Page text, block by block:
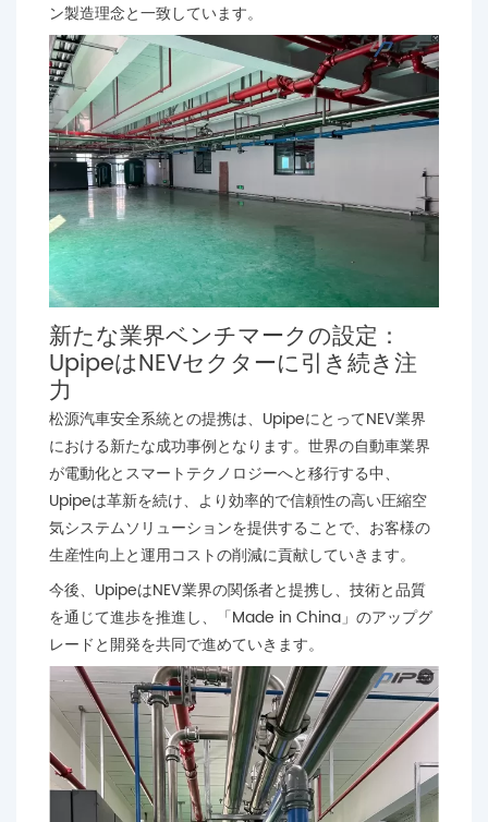
ン製造理念と一致しています。
新たな業界ベンチマークの設定：
UpipeはNEVセクターに引き続き注
力
松源汽車安全系統との提携は、UpipeにとってNEV業界
における新たな成功事例となります。世界の自動車業界
が電動化とスマートテクノロジーへと移行する中、
Upipeは革新を続け、より効率的で信頼性の高い圧縮空
気システムソリューションを提供することで、お客様の
生産性向上と運用コストの削減に貢献していきます。
今後、UpipeはNEV業界の関係者と提携し、技術と品質
を通じて進歩を推進し、「Made in China」のアップグ
レードと開発を共同で進めていきます。